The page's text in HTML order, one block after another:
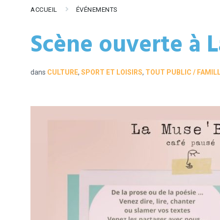
ACCUEIL ÉVÉNEMENTS
Scène ouverte à
dans CULTURE, SPORT ET LOISIRS, TOUT PUBLIC /